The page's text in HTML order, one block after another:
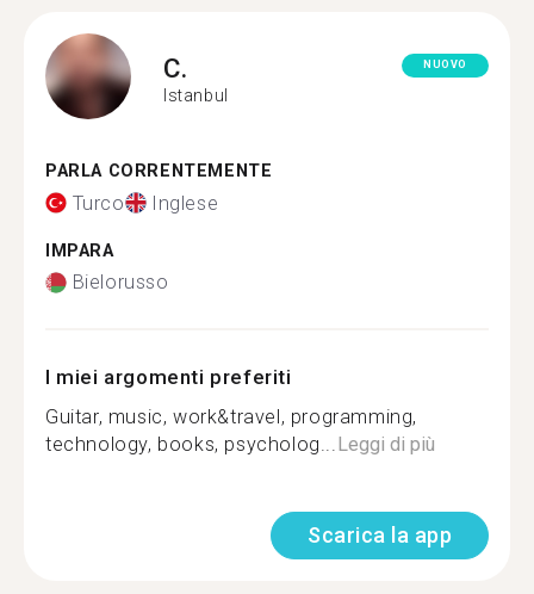
C.
Istanbul
NUOVO
PARLA CORRENTEMENTE
Turco Inglese
IMPARA
Bielorusso
I miei argomenti preferiti
Guitar, music, work&travel, programming,
technology, books, psycholog...Leggi di più
Scarica la app